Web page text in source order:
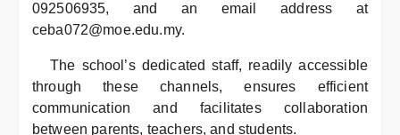
092506935, and an email address at
ceba072@moe.edu.my.
The school’s dedicated staff, readily accessible
through these channels, ensures efficient
communication and facilitates collaboration
between parents, teachers, and students.